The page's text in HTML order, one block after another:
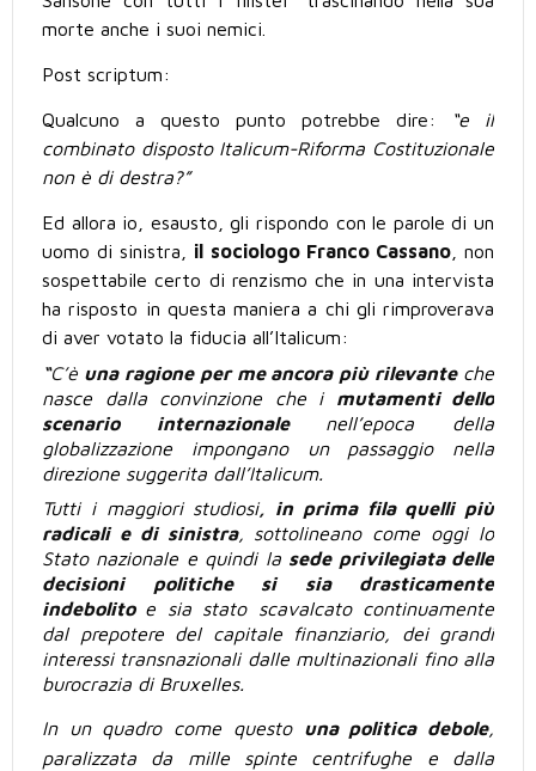
morte anche i suoi nemici.
Post scriptum:
Qualcuno a questo punto potrebbe dire:
“e il
combinato disposto Italicum-Riforma Costituzionale
non è di destra?”
Ed allora io, esausto, gli rispondo con le parole di un
uomo di sinistra, il sociologo Franco Cassano, non
sospettabile certo di renzismo che in una intervista
ha risposto in questa maniera a chi gli rimproverava
di aver votato la fiducia all’Italicum:
“C’è una ragione per me ancora più rilevante che
nasce dalla convinzione che i mutamenti dello
scenario internazionale nell’epoca della
globalizzazione impongano un passaggio nella
direzione suggerita dall’Italicum.
Tutti i maggiori studiosi, in prima fila quelli più
radicali e di sinistra, sottolineano come oggi lo
Stato nazionale e quindi la sede privilegiata delle
decisioni politiche si sia drasticamente
indebolito e sia stato scavalcato continuamente
dal prepotere del capitale finanziario, dei grandi
interessi transnazionali dalle multinazionali fino alla
burocrazia di Bruxelles.
In un quadro come questo una politica debole,
paralizzata da mille spinte centrifughe e dalla